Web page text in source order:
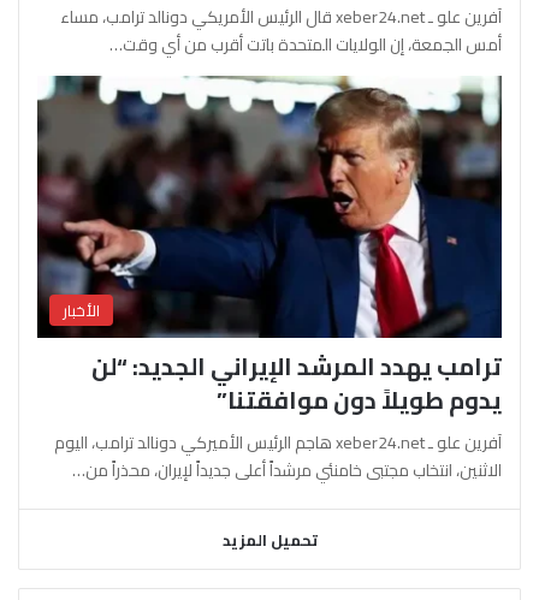
آفرين علو ـ xeber24.net قال الرئيس الأمريكي دونالد ترامب، مساء
أمس الجمعة، إن الولايات المتحدة باتت أقرب من أي وقت…
الأخبار
ترامب يهدد المرشد الإيراني الجديد: “لن
يدوم طويلاً دون موافقتنا”
آفرين علو ـ xeber24.net هاجم الرئيس الأميركي دونالد ترامب، اليوم
الاثنين، انتخاب مجتبى خامنئي مرشداً أعلى جديداً لإيران، محذراً من…
تحميل المزيد